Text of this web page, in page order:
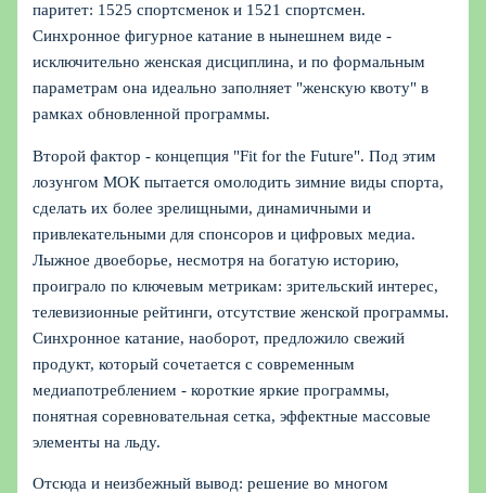
паритет: 1525 спортсменок и 1521 спортсмен.
Синхронное фигурное катание в нынешнем виде -
исключительно женская дисциплина, и по формальным
параметрам она идеально заполняет "женскую квоту" в
рамках обновленной программы.
Второй фактор - концепция "Fit for the Future". Под этим
лозунгом МОК пытается омолодить зимние виды спорта,
сделать их более зрелищными, динамичными и
привлекательными для спонсоров и цифровых медиа.
Лыжное двоеборье, несмотря на богатую историю,
проиграло по ключевым метрикам: зрительский интерес,
телевизионные рейтинги, отсутствие женской программы.
Синхронное катание, наоборот, предложило свежий
продукт, который сочетается с современным
медиапотреблением - короткие яркие программы,
понятная соревновательная сетка, эффектные массовые
элементы на льду.
Отсюда и неизбежный вывод: решение во многом